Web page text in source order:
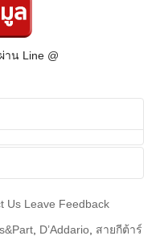
าน Line @
Us Leave Feedback
, D’Addario, สายกีต้าร์